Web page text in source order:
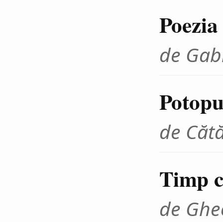
de
de
Timp
de